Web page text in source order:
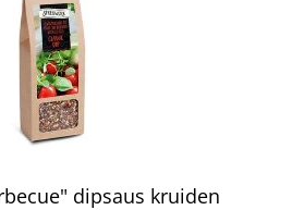
dipsaus kruiden